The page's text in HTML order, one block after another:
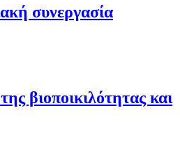
συνεργασία
βιοποικιλότητας και